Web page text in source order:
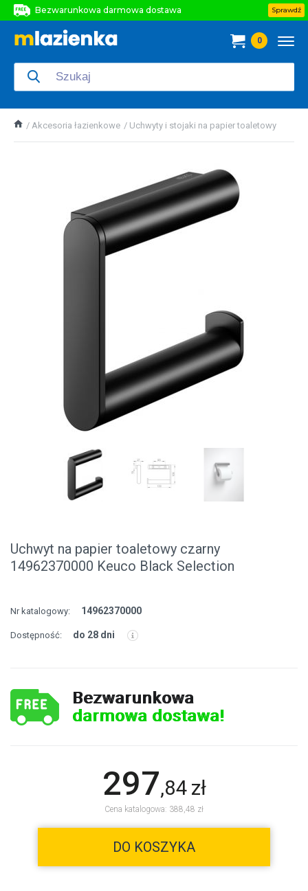
Bezwarunkowa darmowa dostawa
Bezwarunkowa darmowa dostawa
Sprawdź
0
Akcesoria łazienkowe Uchwyty i stojaki na papier toaletowy
Uchwyt na papier toaletowy czarny
14962370000 Keuco Black Selection
Nr katalogowy: 14962370000
Dostępność: do 28 dni
Bezwarunkowa
darmowa dostawa!
297,84 zł
Cena katalogowa: 388,48 zł
DO KOSZYKA